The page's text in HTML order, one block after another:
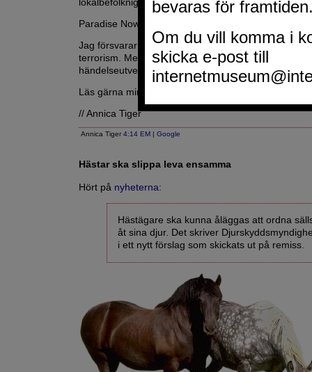
lokalbefolknigen behandlades vid vägspärrarna.
Paradise Now är en film som
Jag försvarar inte självmordsbombare. Jag är emot
terrorism. Men vilken roll har bildandet av staten
händelseutvecklingen genom tiderna och Israels
Läs gärna min text
// Annica Tiger
Annica Tiger 4:14 EM | Google
Hästar ska slippa leva ensamma
Hört på nyheterna:
Hästägare ska kunna åläggas att ordna
åt sina djur. Det skriver
i ett nytt förslag som skickats ut på remiss.